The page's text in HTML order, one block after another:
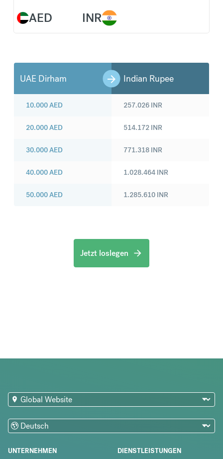
AED INR
UAE Dirham Indian Rupee
10.000AED
20.000AED
30.000AED
40.000AED
50.000AED
257.026 INR
514.172 INR
771.318 INR
1.028.464 INR
1.285.610 INR
Jetzt loslegen
UNTERNEHMEN DIENSTLEISTUNGEN